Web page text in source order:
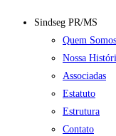
Sindseg PR/MS
Quem Somos
Nossa
Associadas
Estatuto
Estrutura
Contato